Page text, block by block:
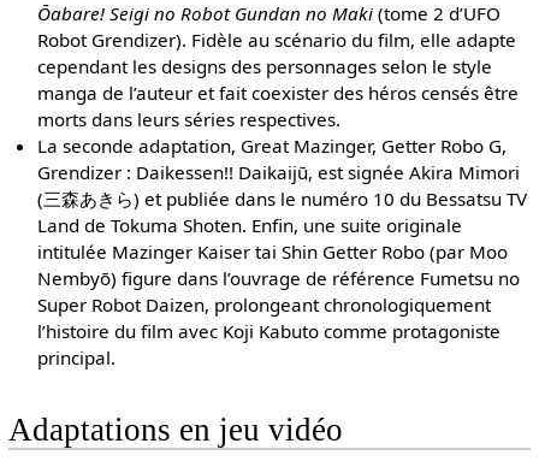
Ōabare! Seigi no Robot Gundan no Maki (tome 2 d’UFO
Robot Grendizer). Fidèle au scénario du film, elle adapte
cependant les designs des personnages selon le style
manga de l’auteur et fait coexister des héros censés être
morts dans leurs séries respectives.
La seconde adaptation, Great Mazinger, Getter Robo G,
Grendizer : Daikessen!! Daikaijū, est signée Akira Mimori
(三森あきら) et publiée dans le numéro 10 du Bessatsu TV
Land de Tokuma Shoten. Enfin, une suite originale
intitulée Mazinger Kaiser tai Shin Getter Robo (par Moo
Nembyō) figure dans l’ouvrage de référence Fumetsu no
Super Robot Daizen, prolongeant chronologiquement
l’histoire du film avec Koji Kabuto comme protagoniste
principal.
Adaptations en jeu vidéo